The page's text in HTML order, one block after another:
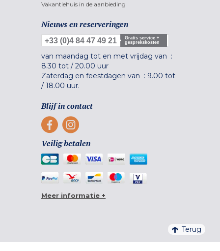
Vakantiehuis in de aanbieding
Nieuws en reserveringen
+33 (0)4 84 47 49 21
Gratis service +
gesprekskosten
van maandag tot en met vrijdag van :
8.30 tot / 20.00 uur
Zaterdag en feestdagen van : 9.00 tot
/ 18.00 uur.
Blijf in contact
Veilig betalen
Meer informatie +
Terug